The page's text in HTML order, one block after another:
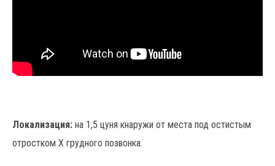
Локализация: на 1,5 цуня кнаружи от места под остистым
отростком X грудного позвонка.